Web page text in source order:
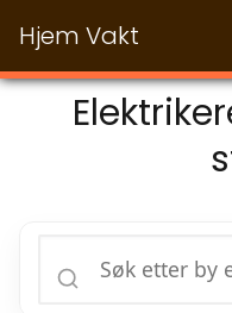
Hjem Vakt